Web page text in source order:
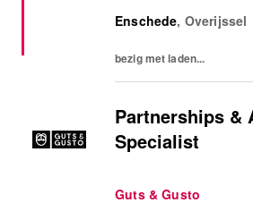
werkomgeving.
Enschede, Overijssel
bezig met laden...
Partnerships &
Specialist
Guts & Gusto